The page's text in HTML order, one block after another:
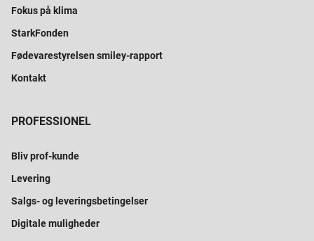
Fokus på klima
StarkFonden
Fødevarestyrelsen smiley-rapport
Kontakt
PROFESSIONEL
Bliv prof-kunde
Levering
Salgs- og leveringsbetingelser
Digitale muligheder